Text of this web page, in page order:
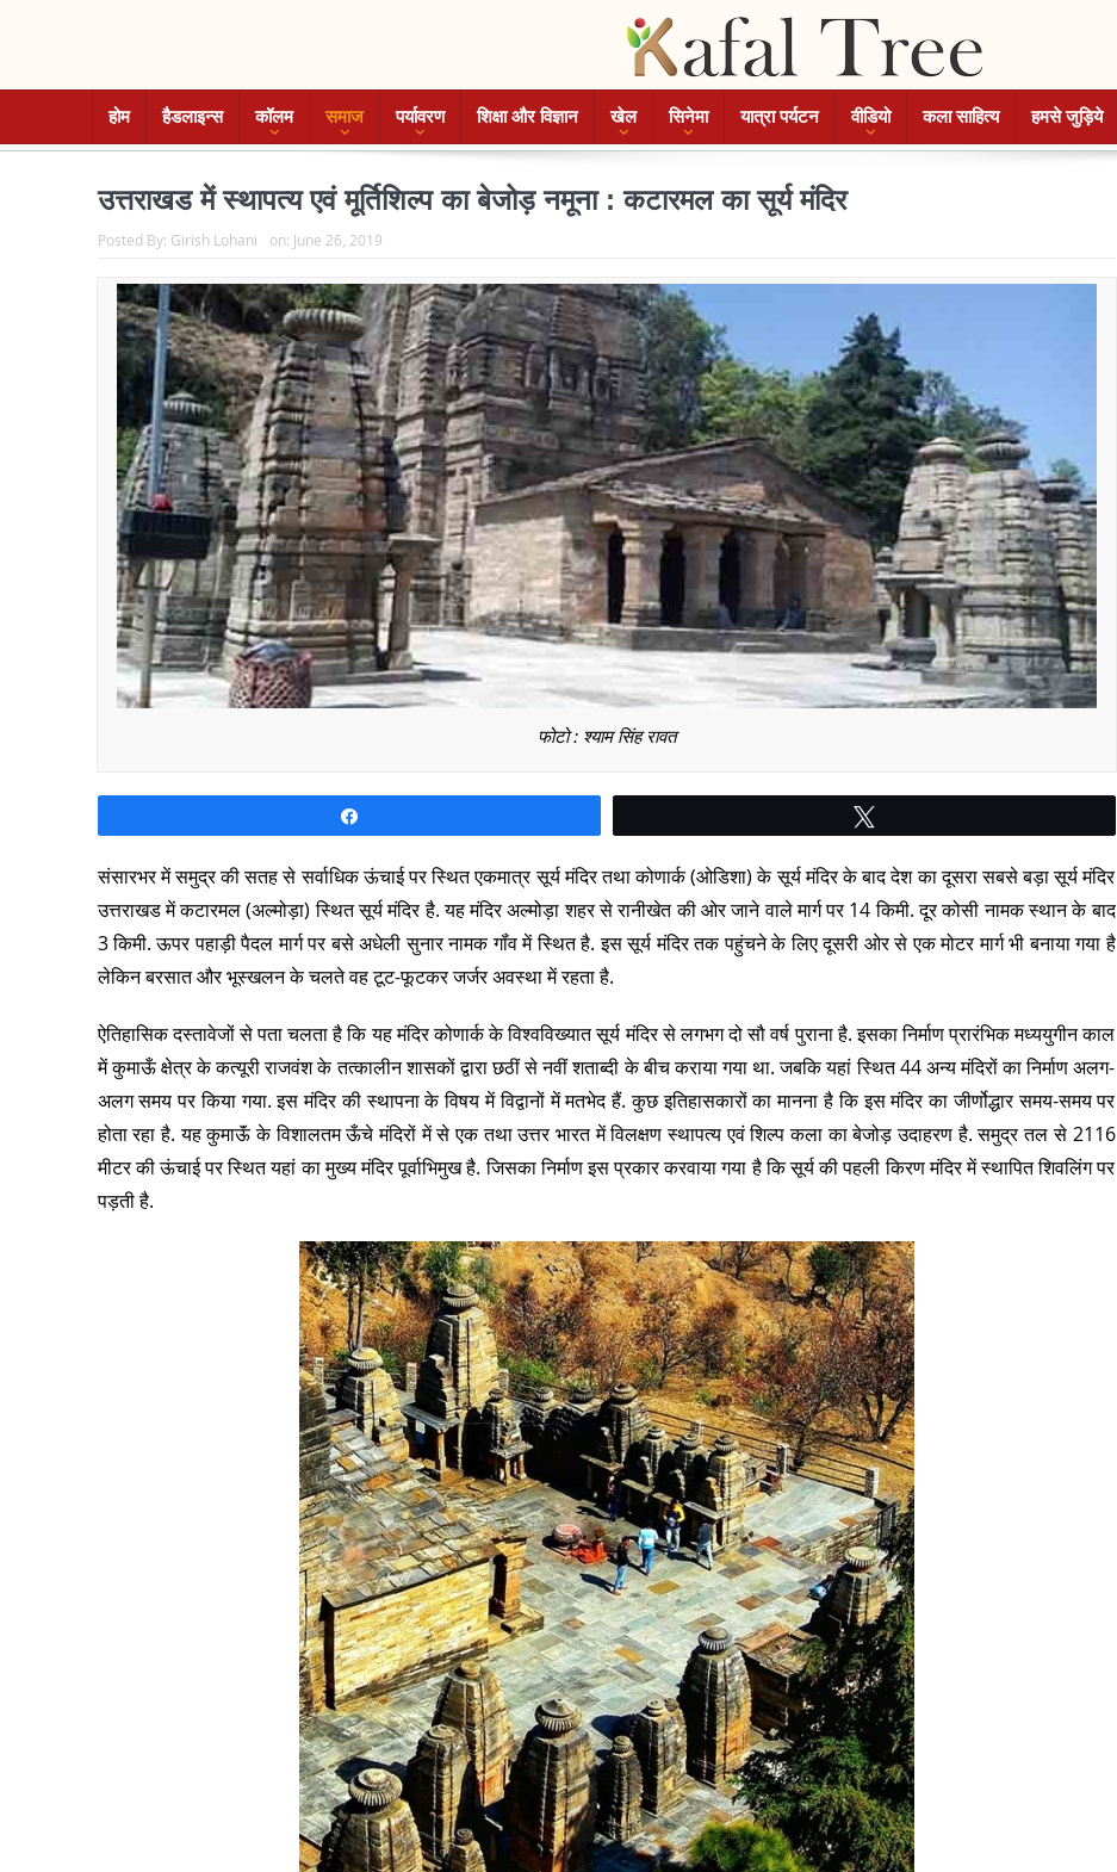
होम हैडलाइन्स कॉलम समाज पर्यावरण शिक्षा और विज्ञान खेल सिनेमा यात्रा पर्यटन वीडियो कला साहित्य हमसे जुड़िये
उत्तराखड में स्थापत्य एवं मूर्तिशिल्प का बेजोड़ नमूना : कटारमल का सूर्य मंदिर
Posted By: Girish Lohani on: June 26, 2019
फोटो : श्याम सिंह रावत
संसारभर में समुद्र की सतह से सर्वाधिक ऊंचाई पर स्थित एकमात्र सूर्य मंदिर तथा कोणार्क (ओडिशा) के सूर्य मंदिर के बाद देश का दूसरा सबसे बड़ा सूर्य मंदिर
उत्तराखड में कटारमल (अल्मोड़ा) स्थित सूर्य मंदिर है. यह मंदिर अल्मोड़ा शहर से रानीखेत की ओर जाने वाले मार्ग पर 14 किमी. दूर कोसी नामक स्थान के बाद
3 किमी. ऊपर पहाड़ी पैदल मार्ग पर बसे अधेली सुनार नामक गॉंव में स्थित है. इस सूर्य मंदिर तक पहुंचने के लिए दूसरी ओर से एक मोटर मार्ग भी बनाया गया है
लेकिन बरसात और भूस्खलन के चलते वह टूट-फूटकर जर्जर अवस्था में रहता है.
ऐतिहासिक दस्तावेजों से पता चलता है कि यह मंदिर कोणार्क के विश्वविख्यात सूर्य मंदिर से लगभग दो सौ वर्ष पुराना है. इसका निर्माण प्रारंभिक मध्ययुगीन काल
में कुमाऊँ क्षेत्र के कत्यूरी राजवंश के तत्कालीन शासकों द्वारा छठीं से नवीं शताब्दी के बीच कराया गया था. जबकि यहां स्थित 44 अन्य मंदिरों का निर्माण अलग-
अलग समय पर किया गया. इस मंदिर की स्थापना के विषय में विद्वानों में मतभेद हैं. कुछ इतिहासकारों का मानना है कि इस मंदिर का जीर्णोद्धार समय-समय पर
होता रहा है. यह कुमाऊॅं के विशालतम ऊँचे मंदिरों में से एक तथा उत्तर भारत में विलक्षण स्थापत्य एवं शिल्प कला का बेजोड़ उदाहरण है. समुद्र तल से 2116
मीटर की ऊंचाई पर स्थित यहां का मुख्य मंदिर पूर्वाभिमुख है. जिसका निर्माण इस प्रकार करवाया गया है कि सूर्य की पहली किरण मंदिर में स्थापित शिवलिंग पर
पड़ती है.